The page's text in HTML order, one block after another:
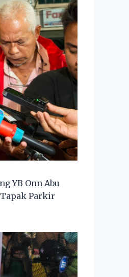
YB Onn Abu
Tapak Parkir